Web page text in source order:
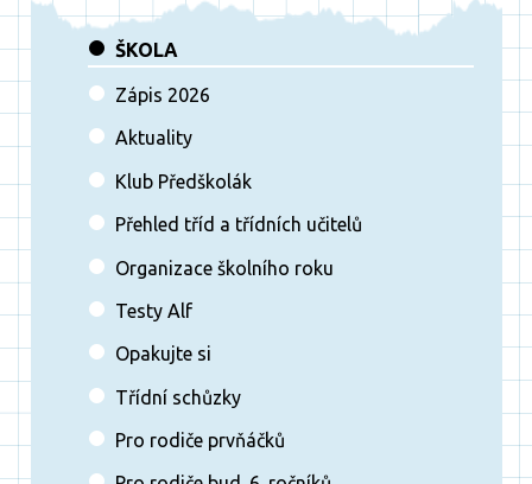
ŠKOLA
Zápis 2026
Aktuality
Klub Předškolák
Přehled tříd a třídních učitelů
Organizace školního roku
Testy Alf
Opakujte si
Třídní schůzky
Pro rodiče prvňáčků